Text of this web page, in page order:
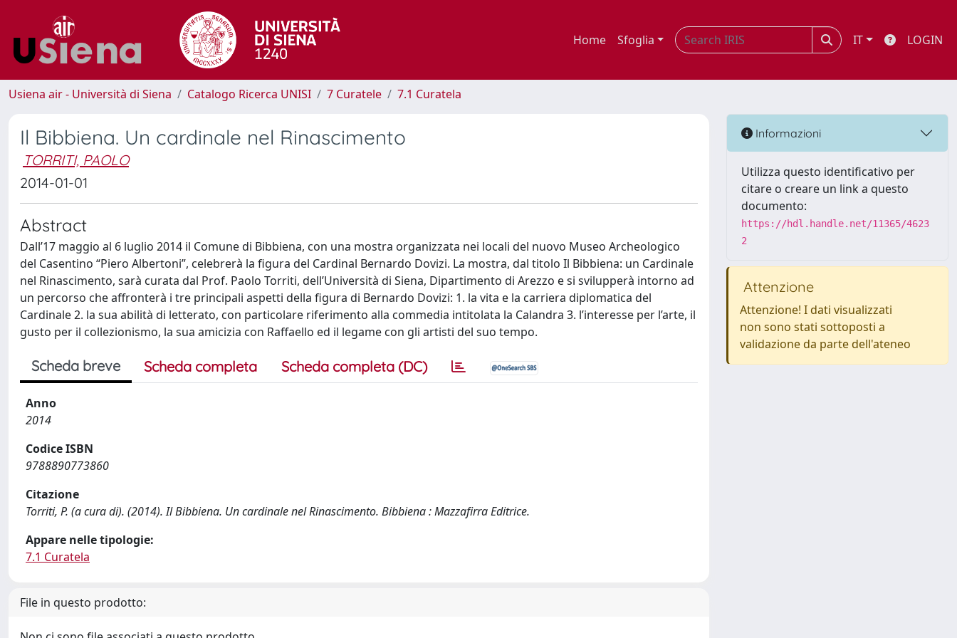
Home Sfoglia IT LOGIN
Usiena air - Università di Siena Catalogo Ricerca UNISI 7 Curatele 7.1 Curatela
Il Bibbiena. Un cardinale nel Rinascimento
TORRITI, PAOLO
2014-01-01
Abstract
Dall’17 maggio al 6 luglio 2014 il Comune di Bibbiena, con una mostra organizzata nei locali del nuovo Museo Archeologico
del Casentino “Piero Albertoni”, celebrerà la figura del Cardinal Bernardo Dovizi. La mostra, dal titolo Il Bibbiena: un Cardinale
nel Rinascimento, sarà curata dal Prof. Paolo Torriti, dell’Università di Siena, Dipartimento di Arezzo e si svilupperà intorno ad
un percorso che affronterà i tre principali aspetti della figura di Bernardo Dovizi: 1. la vita e la carriera diplomatica del
Cardinale 2. la sua abilità di letterato, con particolare riferimento alla commedia intitolata la Calandra 3. l’interesse per l’arte, il
gusto per il collezionismo, la sua amicizia con Raffaello ed il legame con gli artisti del suo tempo.
Scheda breve Scheda completa Scheda completa (DC)
Anno
2014
Codice ISBN
9788890773860
Citazione
Torriti, P. (a cura di). (2014). Il Bibbiena. Un cardinale nel Rinascimento. Bibbiena : Mazzafirra Editrice.
Appare nelle tipologie:
7.1 Curatela
File in questo prodotto:
Informazioni
Utilizza questo identificativo per
citare o creare un link a questo
documento:
https://hdl.handle.net/11365/4623
2
Attenzione
Attenzione! I dati visualizzati
non sono stati sottoposti a
validazione da parte dell'ateneo